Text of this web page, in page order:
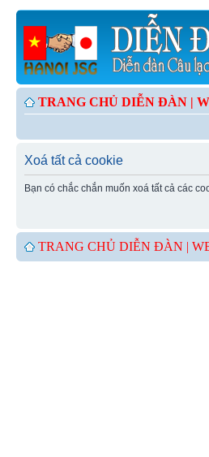
TRANG CHỦ DIỄN ĐÀN |
Xoá tất cả cookie
Bạn có chắc chắn muốn xoá tất cả các
TRANG CHỦ DIỄN ĐÀN |